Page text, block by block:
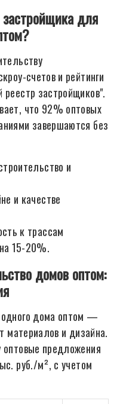
для
счетов и рейтинги
застройщиков".
что 92% оптовых
завершаются без
и
и качестве
к трассам
15-20%.
домов оптом:
одного дома оптом —
материалов и дизайна.
предложения
руб./м², с учетом